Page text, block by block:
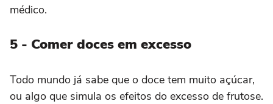
médico.
5 - Comer doces em excesso
Todo mundo já sabe que o doce tem muito açúcar,
ou algo que simula os efeitos do excesso de frutose.